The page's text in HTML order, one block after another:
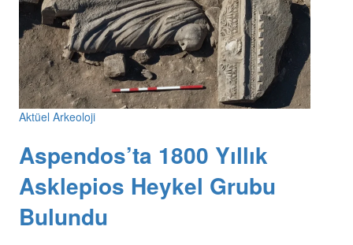
Aktüel Arkeoloji
Aspendos’ta 1800 Yıllık
Asklepios Heykel Grubu
Bulundu